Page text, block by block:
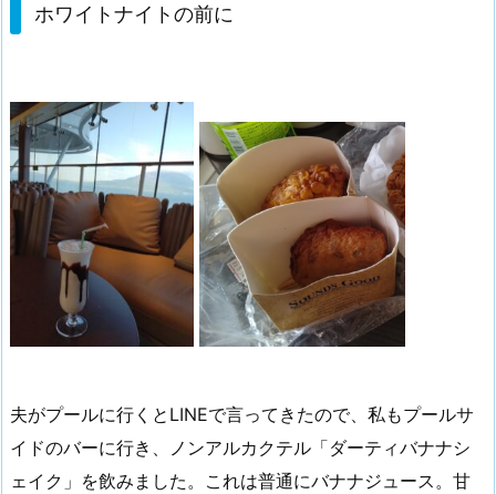
ホワイトナイトの前に
夫がプールに行くとLINEで言ってきたので、私もプールサ
イドのバーに行き、ノンアルカクテル「ダーティバナナシ
ェイク」を飲みました。これは普通にバナナジュース。甘